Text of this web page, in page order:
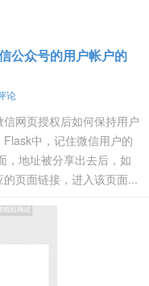
公众号的用户帐户的
论
网页授权后如何保持用户
中，记住微信用户的
，地址被分享出去后，如
页面链接，进入该页面...